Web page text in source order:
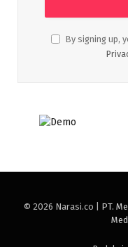
By signing up,
© 2026 Narasi.co | PT.